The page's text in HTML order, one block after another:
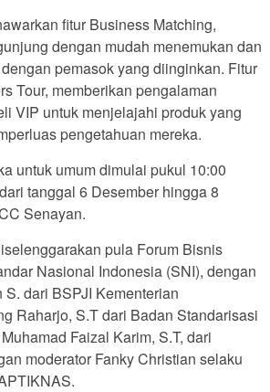
fitur Business Matching,
dengan mudah menemukan dan
pemasok yang diinginkan. Fitur
Tour, memberikan pengalaman
VIP untuk menjelajahi produk yang
pengetahuan mereka.
untuk umum dimulai pukul 10:00
tanggal 6 Desember hingga 8
Senayan.
pula Forum Bisnis
Nasional Indonesia (SNI), dengan
S. dari BSPJI Kementerian
Raharjo, S.T dari Badan Standarisasi
Faizal Karim, S.T, dari
moderator Fanky Christian selaku